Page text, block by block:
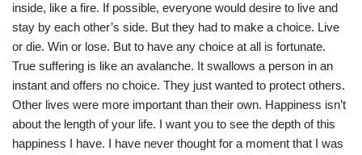
inside, like a fire. If possible, everyone would desire to live and
stay by each other’s side. But they had to make a choice. Live
or die. Win or lose. But to have any choice at all is fortunate.
True suffering is like an avalanche. It swallows a person in an
instant and offers no choice. They just wanted to protect others.
Other lives were more important than their own. Happiness isn’t
about the length of your life. I want you to see the depth of this
happiness I have. I have never thought for a moment that I was